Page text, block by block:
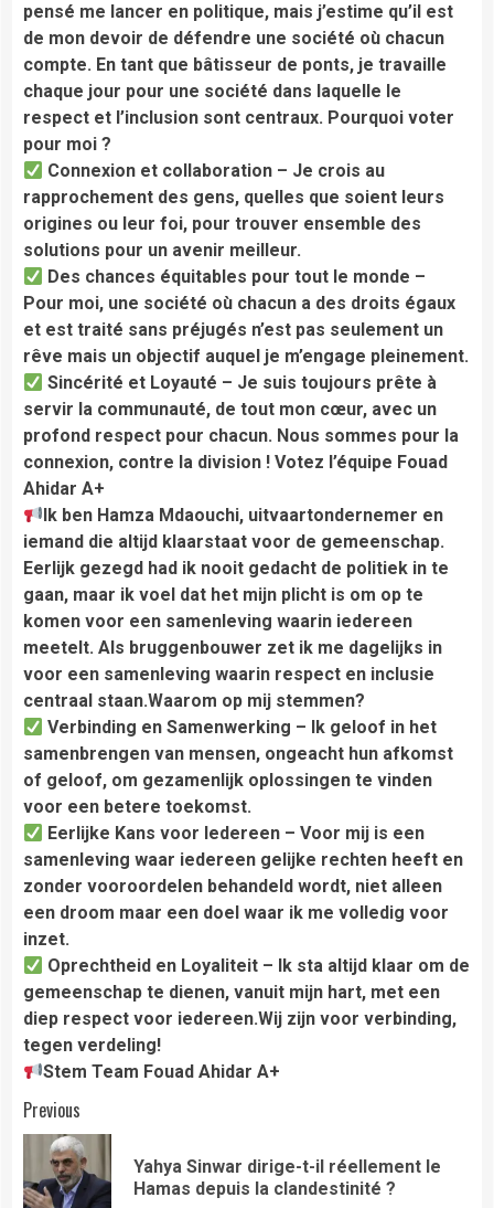
pensé me lancer en politique, mais j’estime qu’il est
de mon devoir de défendre une société où chacun
compte. En tant que bâtisseur de ponts, je travaille
chaque jour pour une société dans laquelle le
respect et l’inclusion sont centraux. Pourquoi voter
pour moi ?
Connexion et collaboration – Je crois au
rapprochement des gens, quelles que soient leurs
origines ou leur foi, pour trouver ensemble des
solutions pour un avenir meilleur.
Des chances équitables pour tout le monde –
Pour moi, une société où chacun a des droits égaux
et est traité sans préjugés n’est pas seulement un
rêve mais un objectif auquel je m’engage pleinement.
Sincérité et Loyauté – Je suis toujours prête à
servir la communauté, de tout mon cœur, avec un
profond respect pour chacun. Nous sommes pour la
connexion, contre la division ! Votez l’équipe Fouad
Ahidar A+
Ik ben Hamza Mdaouchi, uitvaartondernemer en
iemand die altijd klaarstaat voor de gemeenschap.
Eerlijk gezegd had ik nooit gedacht de politiek in te
gaan, maar ik voel dat het mijn plicht is om op te
komen voor een samenleving waarin iedereen
meetelt. Als bruggenbouwer zet ik me dagelijks in
voor een samenleving waarin respect en inclusie
centraal staan.Waarom op mij stemmen?
Verbinding en Samenwerking – Ik geloof in het
samenbrengen van mensen, ongeacht hun afkomst
of geloof, om gezamenlijk oplossingen te vinden
voor een betere toekomst.
Eerlijke Kans voor Iedereen – Voor mij is een
samenleving waar iedereen gelijke rechten heeft en
zonder vooroordelen behandeld wordt, niet alleen
een droom maar een doel waar ik me volledig voor
inzet.
Oprechtheid en Loyaliteit – Ik sta altijd klaar om de
gemeenschap te dienen, vanuit mijn hart, met een
diep respect voor iedereen.Wij zijn voor verbinding,
tegen verdeling!
Stem Team Fouad Ahidar A+
Continue
Reading
Previous
Yahya Sinwar dirige-t-il réellement le
Hamas depuis la clandestinité ?